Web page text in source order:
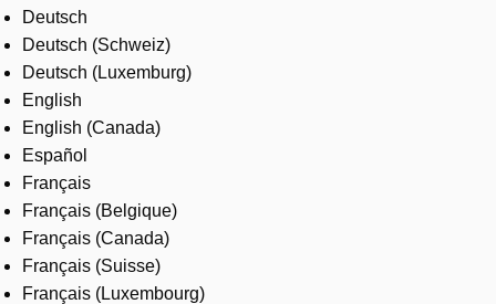
About us
Where to buy
Contact us
Careers
Deutsch
Deutsch (Schweiz)
Deutsch (Luxemburg)
English
English (Canada)
Español
Français
Français (Belgique)
Français (Canada)
Français (Suisse)
Français (Luxembourg)